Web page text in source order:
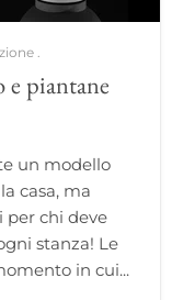
.
e piantane
un modello
casa, ma
per chi deve
stanza! Le
in cui...